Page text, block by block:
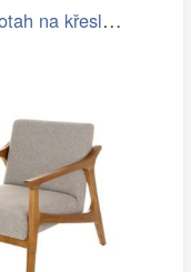
Dekoria Potah na křeslo IKEA Ektorp,…